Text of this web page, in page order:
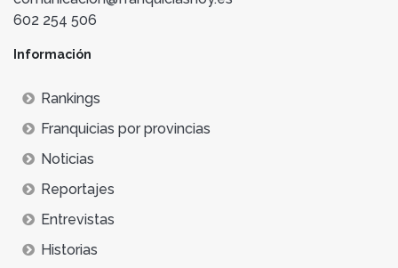
602 254 506
Información
Rankings
Franquicias por provincias
Noticias
Reportajes
Entrevistas
Historias